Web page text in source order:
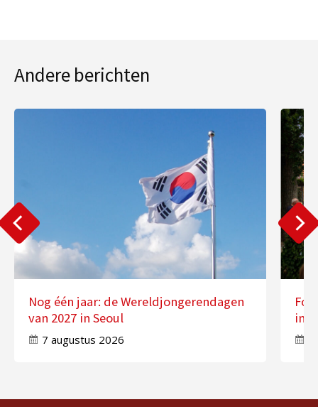
Andere berichten
Nog één jaar: de Wereldjongerendagen
van 2027 in Seoul
7 augustus 2026
in